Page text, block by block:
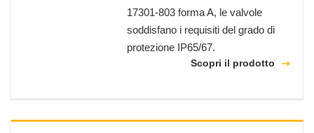
17301-803 forma A, le valvole
soddisfano i requisiti del grado di
protezione IP65/67.
Scopri il prodotto